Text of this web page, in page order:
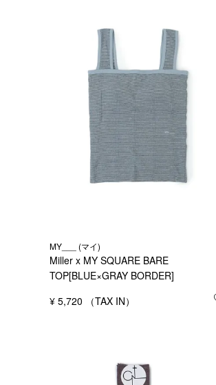
MY___ (マイ)
Miller x MY SQUARE BARE
TOP[BLUE×GRAY BORDER]
¥ 5,720